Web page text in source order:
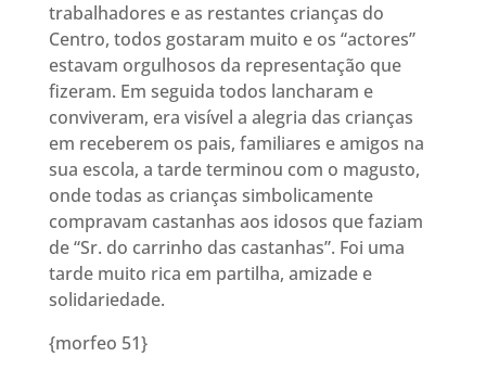
trabalhadores e as restantes crianças do
Centro, todos gostaram muito e os “actores”
estavam orgulhosos da representação que
fizeram. Em seguida todos lancharam e
conviveram, era visível a alegria das crianças
em receberem os pais, familiares e amigos na
sua escola, a tarde terminou com o magusto,
onde todas as crianças simbolicamente
compravam castanhas aos idosos que faziam
de “Sr. do carrinho das castanhas”. Foi uma
tarde muito rica em partilha, amizade e
solidariedade.
{morfeo 51}